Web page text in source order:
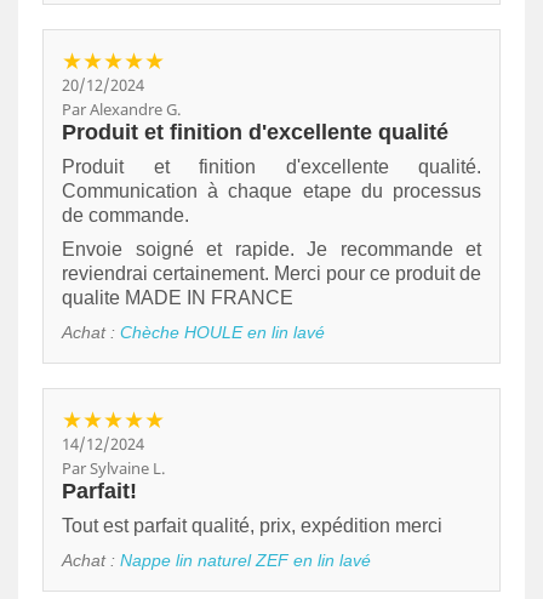
★★★★★
20/12/2024
Par Alexandre G.
Produit et finition d'excellente qualité
Produit et finition d'excellente qualité.
Communication à chaque etape du processus
de commande.
Envoie soigné et rapide. Je recommande et
reviendrai certainement. Merci pour ce produit de
qualite MADE IN FRANCE
Achat : Chèche HOULE en lin lavé
★★★★★
14/12/2024
Par Sylvaine L.
Parfait!
Tout est parfait qualité, prix, expédition merci
Achat : Nappe lin naturel ZEF en lin lavé